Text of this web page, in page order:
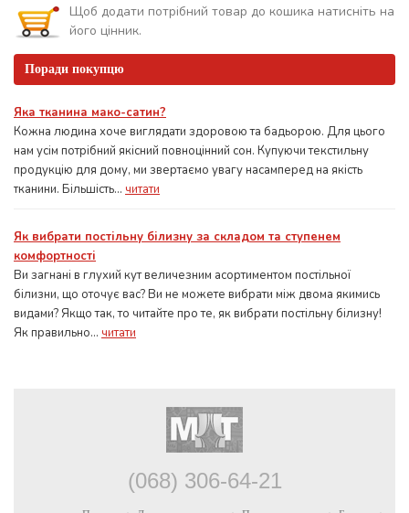
Щоб додати потрібний товар до кошика натисніть на
його цінник.
Поради покупцю
Яка тканина мако-сатин?
Кожна людина хоче виглядати здоровою та бадьорою. Для цього
нам усім потрібний якісний повноцінний сон. Купуючи текстильну
продукцію для дому, ми звертаємо увагу насамперед на якість
тканини. Більшість... читати
Як вибрати постільну білизну за складом та ступенем
комфортності
Ви загнані в глухий кут величезним асортиментом постільної
білизни, що оточує вас? Ви не можете вибрати між двома якимись
видами? Якщо так, то читайте про те, як вибрати постільну білизну!
Як правильно... читати
(068) 306-64-21